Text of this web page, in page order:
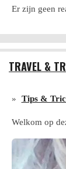
Er zijn geen
TRAVEL &
Tips &
Welkom op